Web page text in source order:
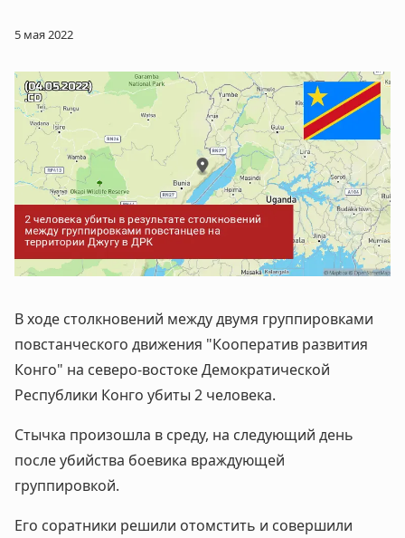
5 мая 2022
В ходе столкновений между двумя группировками
повстанческого движения "Кооператив развития
Конго" на северо-востоке Демократической
Республики Конго убиты 2 человека.
Стычка произошла в среду, на следующий день
после убийства боевика враждующей
группировкой.
Его соратники решили отомстить и совершили